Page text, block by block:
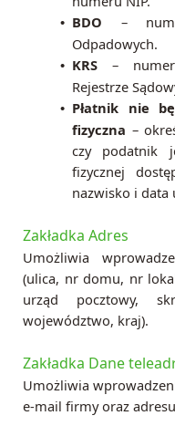
• BDO –
Odpadowych.
• KRS – numer
Rejestrze
• Płatnik nie
fizyczna –
czy podatnik
fizycznej
nazwisko i data
Zakładka Adres
Umożliwia
(ulica, nr domu, nr
urząd pocztowy,
województwo, kraj).
Zakładka Dane
Umożliwia
e-mail firmy oraz